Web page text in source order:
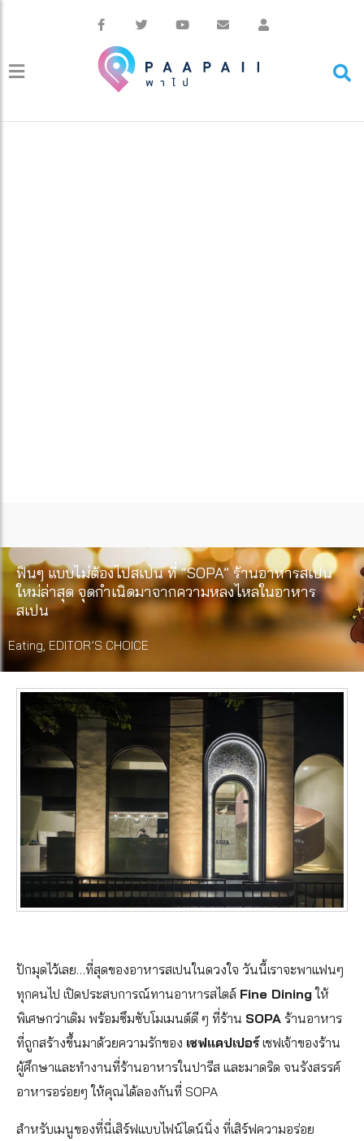
ฟินๆ แบบไม่ต้องไปสเปน ที่ “SOPA” ร้านอาหารสเปน
ใหม่ล่าสุด จุดกำเนิดมาจากความหลงไหลในอาหาร
สเปน
Eating,EDITOR’S CHOICE
ปักมุดไว้เลย…ที่สุดของอาหารสเปนในดวงใจ วันนี้เราจะพาแฟนๆ
ทุกคนไป เปิดประสบการณ์ทานอาหารสไตล์ Fine Diningให้
พิเศษกว่าเดิม พร้อมซึมซับโมเมนต์ดี ๆ ที่ร้าน SOPA ร้านอาหาร
ที่ถูกสร้างขึ้นมาด้วยความรักของ เชฟแคปเปอร์เชฟเจ้าของร้าน
ผู้ศึกษาและทำงานที่ร้านอาหารในปารีส และมาดริด จนรังสรรค์
อาหารอร่อยๆ ให้คุณได้ลองกันที่ SOPA
สำหรับเมนูของที่นี่เสิร์ฟแบบไฟน์ไดน์นิ่ง ที่เสิร์ฟความอร่อย